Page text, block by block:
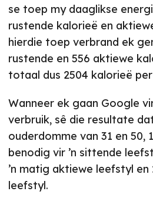
se toep my daaglikse
rustende kalorieë en
hierdie toep verbrand ek
rustende en 556 aktiewe
totaal dus 2504 kalorieë
Wanneer ek gaan Google
verbruik, sê die resultate
ouderdomme van 31 en 50,
benodig vir ’n sittende
’n matig aktiewe leefstyl en
leefstyl.